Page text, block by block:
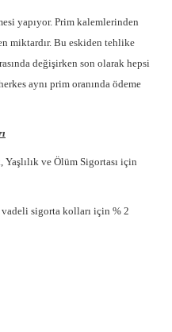
yapıyor. Prim kalemlerinden
miktardır. Bu eskiden tehlike
değişirken son olarak hepsi
aynı prim oranında ödeme
ve Ölüm Sigortası için
vadeli sigorta kolları için % 2